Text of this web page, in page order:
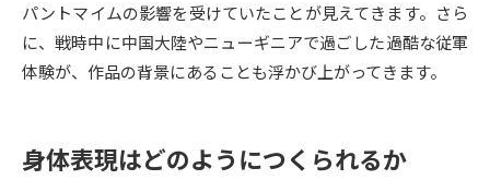
受験準備 資料検索
パントマイムの影響を受けていたことが見えてきます。さら
に、戦時中に中国大陸やニューギニアで過ごした過酷な従軍
体験が、作品の背景にあることも浮かび上がってきます。
身体表現はどのようにつくられるか